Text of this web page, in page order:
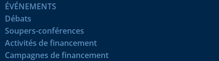
ÉVÉNEMENTS
Débats
Soupers-conférences
Activités de financement
Campagnes de financement